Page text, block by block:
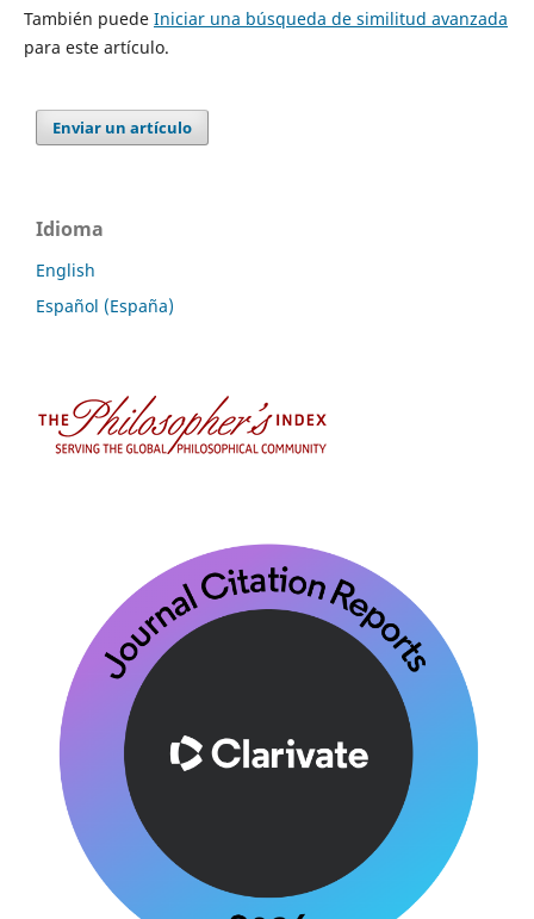
También puede Iniciar una búsqueda de similitud avanzada
para este artículo.
Enviar un artículo
Idioma
English
Español (España)